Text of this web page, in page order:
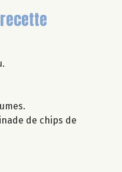
recette
de chips de